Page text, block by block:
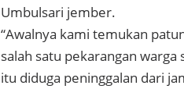
Umbulsari jember.
“Awalnya kami temukan
salah satu pekarangan
itu diduga peninggalan dari